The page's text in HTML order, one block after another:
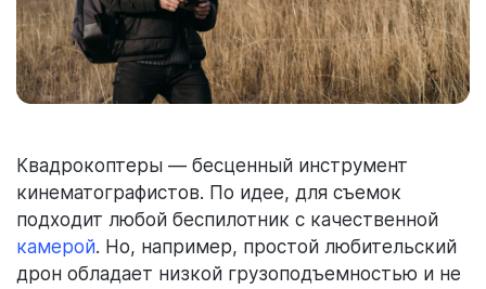
Квадрокоптеры — бесценный инструмент
кинематографистов. По идее, для съемок
подходит любой беспилотник с качественной
камерой. Но, например, простой любительский
дрон обладает низкой грузоподъемностью и не